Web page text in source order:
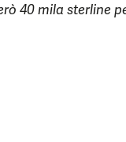
40 mila sterline